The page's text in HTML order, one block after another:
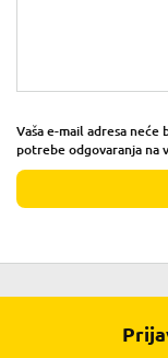
Vaša e-mail adresa
potrebe odgovaranja na